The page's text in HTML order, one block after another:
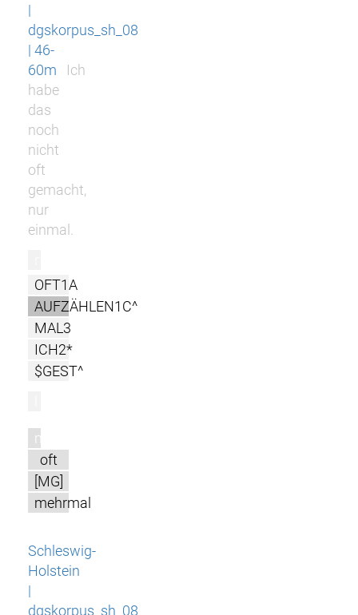
|
dgskorpus_sh_08
| 46-
60m
Ich
habe
das
noch
nicht
oft
gemacht,
nur
einmal.
OFT1A
AUFZÄHLEN1C^
MAL3
ICH2*
$GEST^
m
oft
[MG]
mehrmal
Schleswig-
Holstein
|
dgskorpus_sh_08